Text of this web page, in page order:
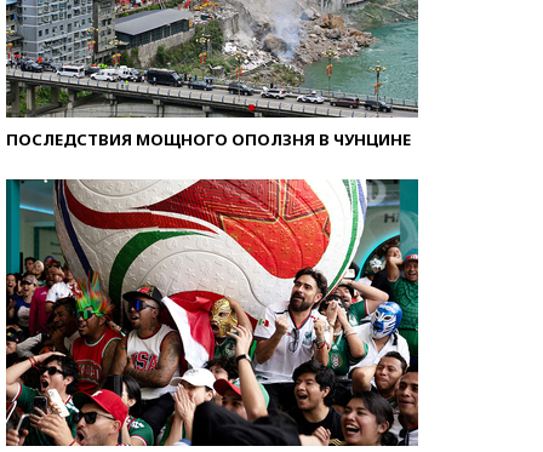
ПОСЛЕДСТВИЯ МОЩНОГО ОПОЛЗНЯ В ЧУНЦИНЕ